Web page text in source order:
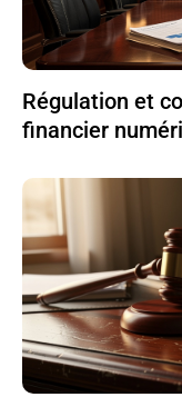
Régulation et
financier